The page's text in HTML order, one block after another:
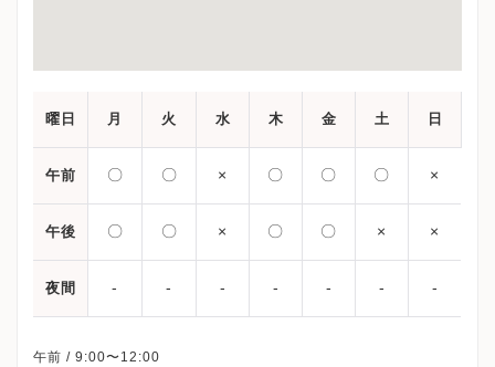
曜日 月 火 水 木 金 土 日
午前 〇 〇 × 〇 〇 〇 ×
午後 〇 〇 × 〇 〇 × ×
夜間 - - - - - - -
午前 / 9:00〜12:00